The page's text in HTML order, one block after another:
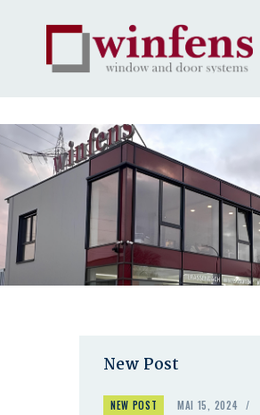
PRODUKT
GALLERY
UNTERNEHMEN
KONTAKTE
New Post
NEW POST
MAI 15, 2024